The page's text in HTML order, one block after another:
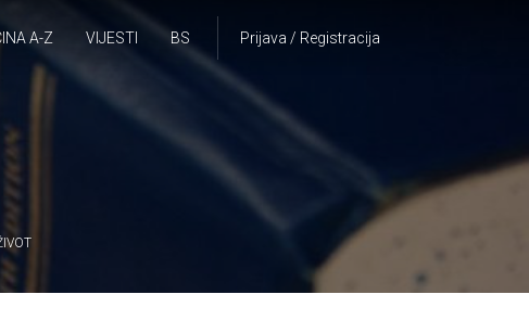
Prijava / Registracija
A-Z VIJESTI BS